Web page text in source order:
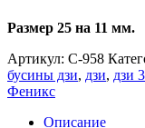
Размер 25 на 11 мм.
Артикул: С-958
бусины дзи, дзи, дзи
Феникс
Описание